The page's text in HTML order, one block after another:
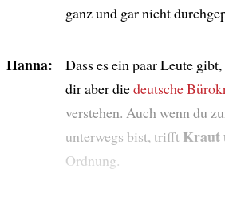
ganz und gar nicht
Hanna: Dass es ein paar Leute
dir aber diedeutsche
verstehen. Auch wenn du
unterwegs bist, trifft Kraut
Ordnung.